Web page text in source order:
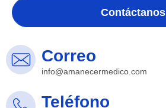
Contáctanos
Correo
info@amanecermedico.com
Teléfono